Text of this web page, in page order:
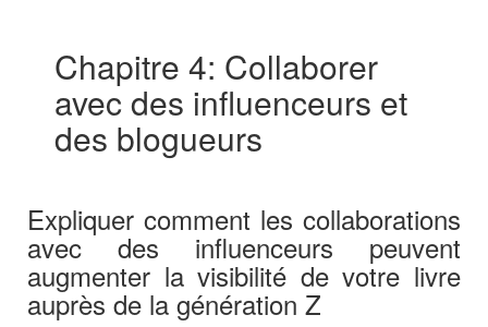
Chapitre 4: Collaborer
avec des influenceurs et
des blogueurs
Expliquer comment les collaborations
avec des influenceurs peuvent
augmenter la visibilité de votre livre
auprès de la génération Z